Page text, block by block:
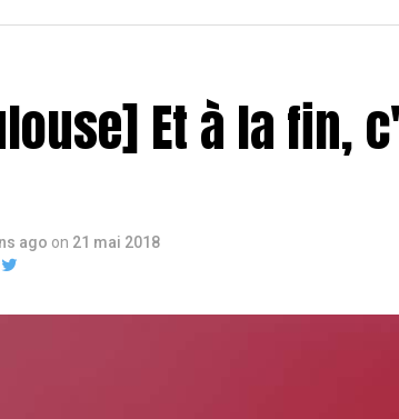
Et à la fin,
ago on 21 mai 2018